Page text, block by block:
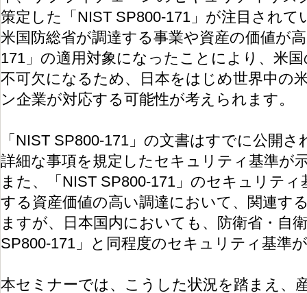
策定した「NIST SP800-171」が注目されて
米国防総省が調達する事業や資産の価値が
171」の適用対象になったことにより、米
不可欠になるため、日本をはじめ世界中の
ン企業が対応する可能性が考えられます。
「NIST SP800-171」の文書はすでに公開
詳細な事項を規定したセキュリティ基準が
また、「NIST SP800-171」のセキュリテ
する資産価値の高い調達において、関連す
ますが、日本国内においても、防衛省・自
SP800-171」と同程度のセキュリティ基準
本セミナーでは、こうした状況を踏まえ、